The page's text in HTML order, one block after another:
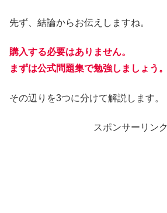
先ず、結論からお伝えしますね。
購入する必要はありません。
まずは公式問題集で勉強しましょう。
その辺りを3つに分けて解説します。
スポンサーリンク